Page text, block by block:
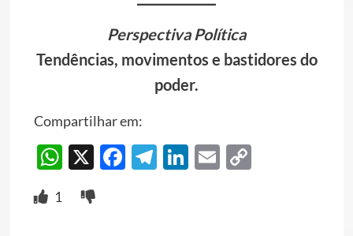
Perspectiva Política
Tendências, movimentos e bastidores do
poder.
Compartilhar em:
WhatsApp
X Facebook
Telegram
LinkedIn
EmailCopy
1